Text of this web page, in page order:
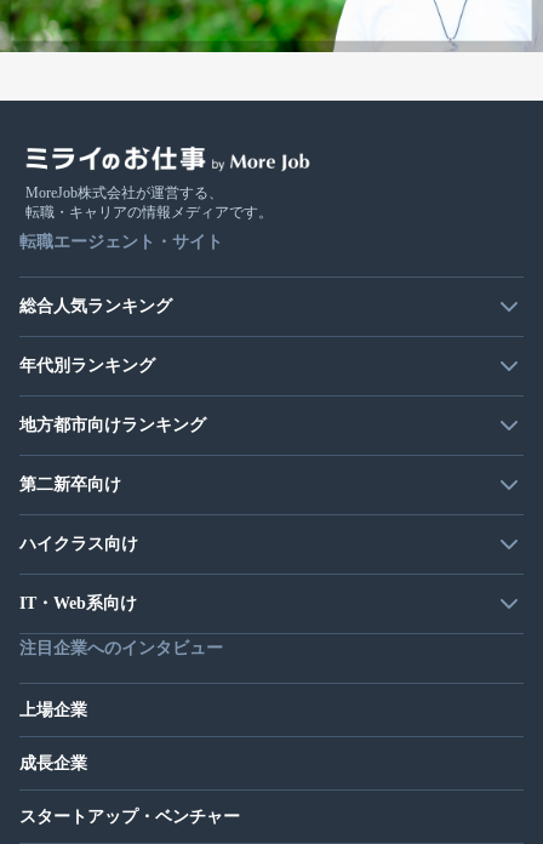
MoreJob株式会社が運営する、
転職・キャリアの情報メディアです。
転職エージェント・サイト
総合人気ランキング
年代別ランキング
地方都市向けランキング
第二新卒向け
ハイクラス向け
IT・Web系向け
注目企業へのインタビュー
上場企業
成長企業
スタートアップ・ベンチャー